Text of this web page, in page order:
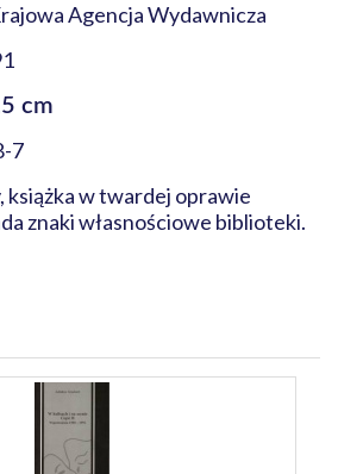
Agencja Wydawnicza
cm
7
książka w twardej oprawie
znaki własnościowe biblioteki.